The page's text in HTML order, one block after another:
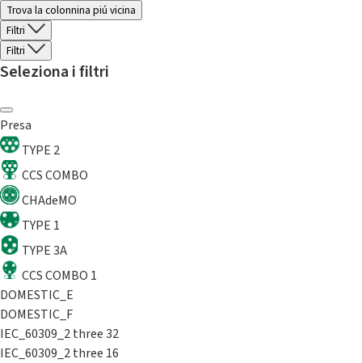
Trova la colonnina piú vicina
Filtri
Filtri
Seleziona i filtri
Presa
TYPE 2
CCS COMBO
CHAdeMO
TYPE 1
TYPE 3A
CCS COMBO 1
DOMESTIC_E
DOMESTIC_F
IEC_60309_2 three 32
IEC_60309_2 three 16